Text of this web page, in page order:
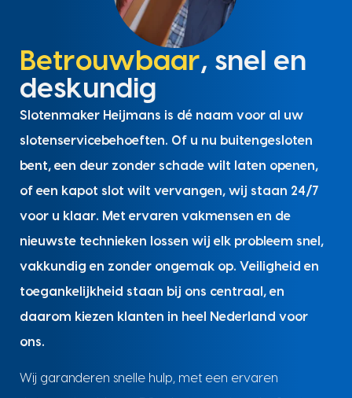
Betrouwbaar, snel en
deskundig
Slotenmaker Heijmans is dé naam voor al uw
slotenservicebehoeften. Of u nu buitengesloten
bent, een deur zonder schade wilt laten openen,
of een kapot slot wilt vervangen, wij staan 24/7
voor u klaar. Met ervaren vakmensen en de
nieuwste technieken lossen wij elk probleem snel,
vakkundig en zonder ongemak op. Veiligheid en
toegankelijkheid staan bij ons centraal, en
daarom kiezen klanten in heel Nederland voor
ons.
Wij garanderen snelle hulp, met een ervaren